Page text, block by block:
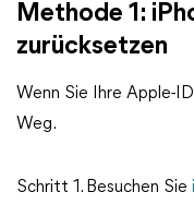
Methode 1:
zurücksetzen
Wenn Sie Ihre Apple-
Weg.
Schritt 1. Besuchen Sie